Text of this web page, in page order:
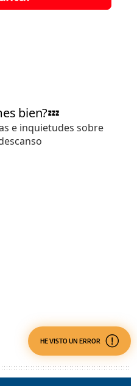
HE VISTO UN ERROR